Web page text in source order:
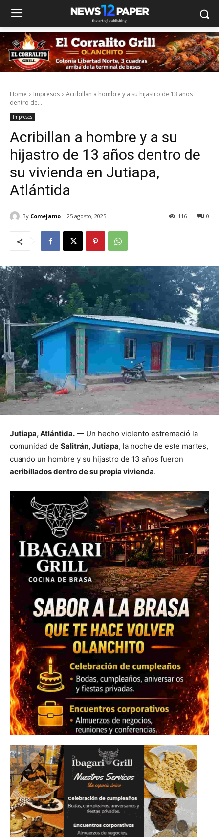
Home Impresos
Acribillan a hombre y a su hijastro de 13 años
dentro de...
Impresos
Acribillan a hombre y a su
hijastro de 13 años dentro de
su vivienda en Jutiapa,
Atlántida
By Comejamo 25 agosto, 2025 0
116
Jutiapa, Atlántida. — Un hecho violento estremeció la
comunidad de Salitrán, Jutiapa, la noche de este martes,
cuando un hombre y su hijastro de 13 años fueron
acribillados dentro de su propia vivienda.